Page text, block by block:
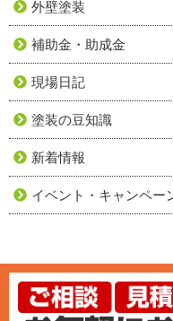
外壁塗装
補助金・助成金
現場日記
塗装の豆知識
新着情報
イベント・キャンペー